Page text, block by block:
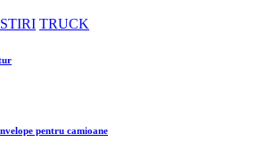
STIRI TRUCK
pentru camioane